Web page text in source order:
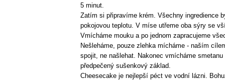
5 minut.
Zatím si připravíme krém. Všechny ingredience
pokojovou teplotu. V míse utřeme oba sýry se
Vmícháme mouku a po jednom zapracujeme
Nešleháme, pouze zlehka mícháme - naším
spojit, ne našlehat. Nakonec vmícháme
předpečený sušenkový základ.
Cheesecake je nejlepší péct ve vodní lázni.